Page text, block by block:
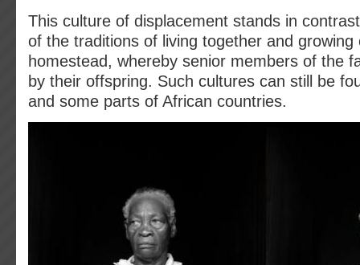
This culture of displacement stands in
of the traditions of living together and growing
homestead, whereby senior members of the
by their offspring. Such cultures can still be
and some parts of African countries.